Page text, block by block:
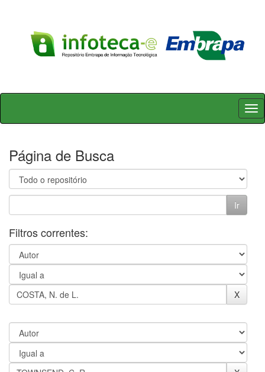
Skip
Página de Busca
Filtros correntes: